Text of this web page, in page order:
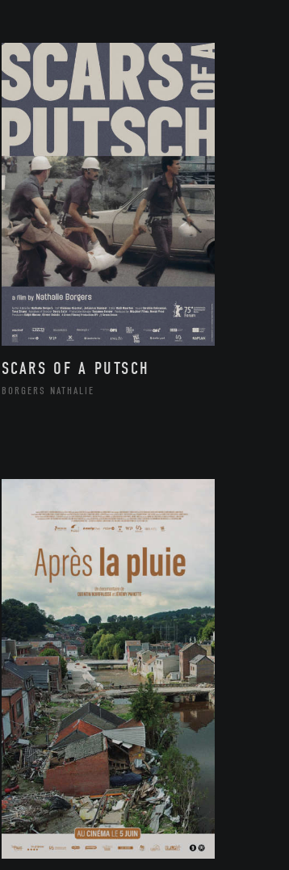
SCARS OF A PUTSCH
BORGERS NATHALIE